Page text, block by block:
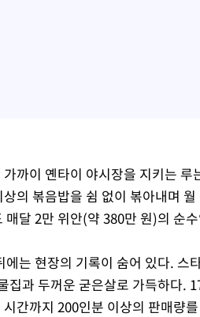
까이 옌타이 야시장을 지키는
의 볶음밥을 쉼 없이 볶아내며
매달 2만 위안(약 380만 원)의 순
에는 현장의 기록이 숨어 있다. 스
집과 두꺼운 굳은살로 가득하다.
간까지 200인분 이상의 판매량